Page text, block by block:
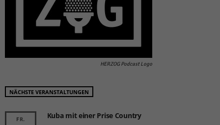
HERZOG Podcast Logo
NÄCHSTE VERANSTALTUNGEN
FR. Kuba mit einer Prise Country